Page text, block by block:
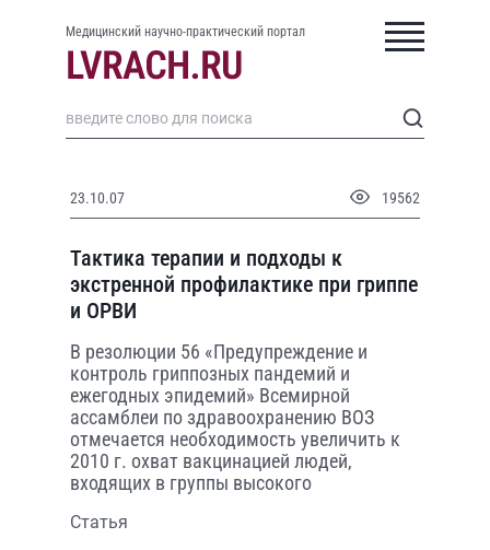
Медицинский научно-практический портал
23.10.07 19562
Тактика терапии и подходы к
экстренной профилактике при гриппе
и ОРВИ
В резолюции 56 «Предупреж­дение и
контроль гриппозных пандемий и
ежегодных эпидемий» Всемирной
ассамблеи по здравоохранению ВОЗ
отмечается необходимость увеличить к
2010 г. охват вакцинацией людей,
входящих в группы высокого
Статья